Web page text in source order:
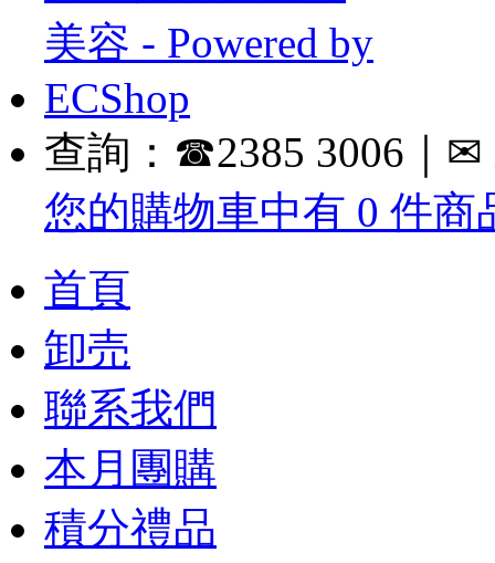
查詢：☎2385 3006｜✉
您的購物車中有 0 件商
首頁
卸売
聯系我們
本月團購
積分禮品